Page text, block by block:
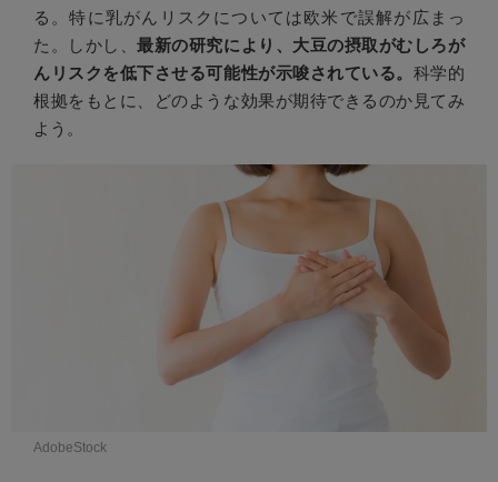
る。特に乳がんリスクについては欧米で誤解が広まっ
た。しかし、最新の研究により、大豆の摂取がむしろが
んリスクを低下させる可能性が示唆されている。 科学的
根拠をもとに、どのような効果が期待できるのか見てみ
よう。
AdobeStock